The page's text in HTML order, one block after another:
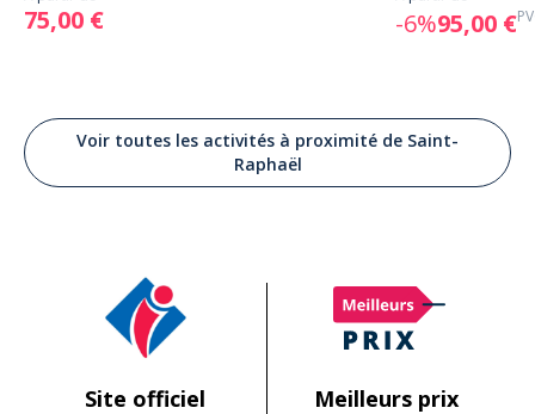
75,00 € -6%95,00 €
Voir toutes les activités à proximité de Saint-
Raphaël
Site officiel Meilleurs prix